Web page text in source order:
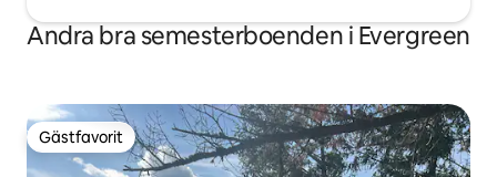
Andra bra semesterboenden i Evergreen
Gästfavorit
Gästfavorit